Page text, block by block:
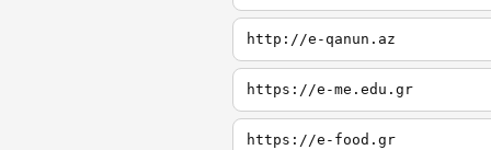
http://e-qanun.az
https://e-me.edu.gr
https://e-food.gr